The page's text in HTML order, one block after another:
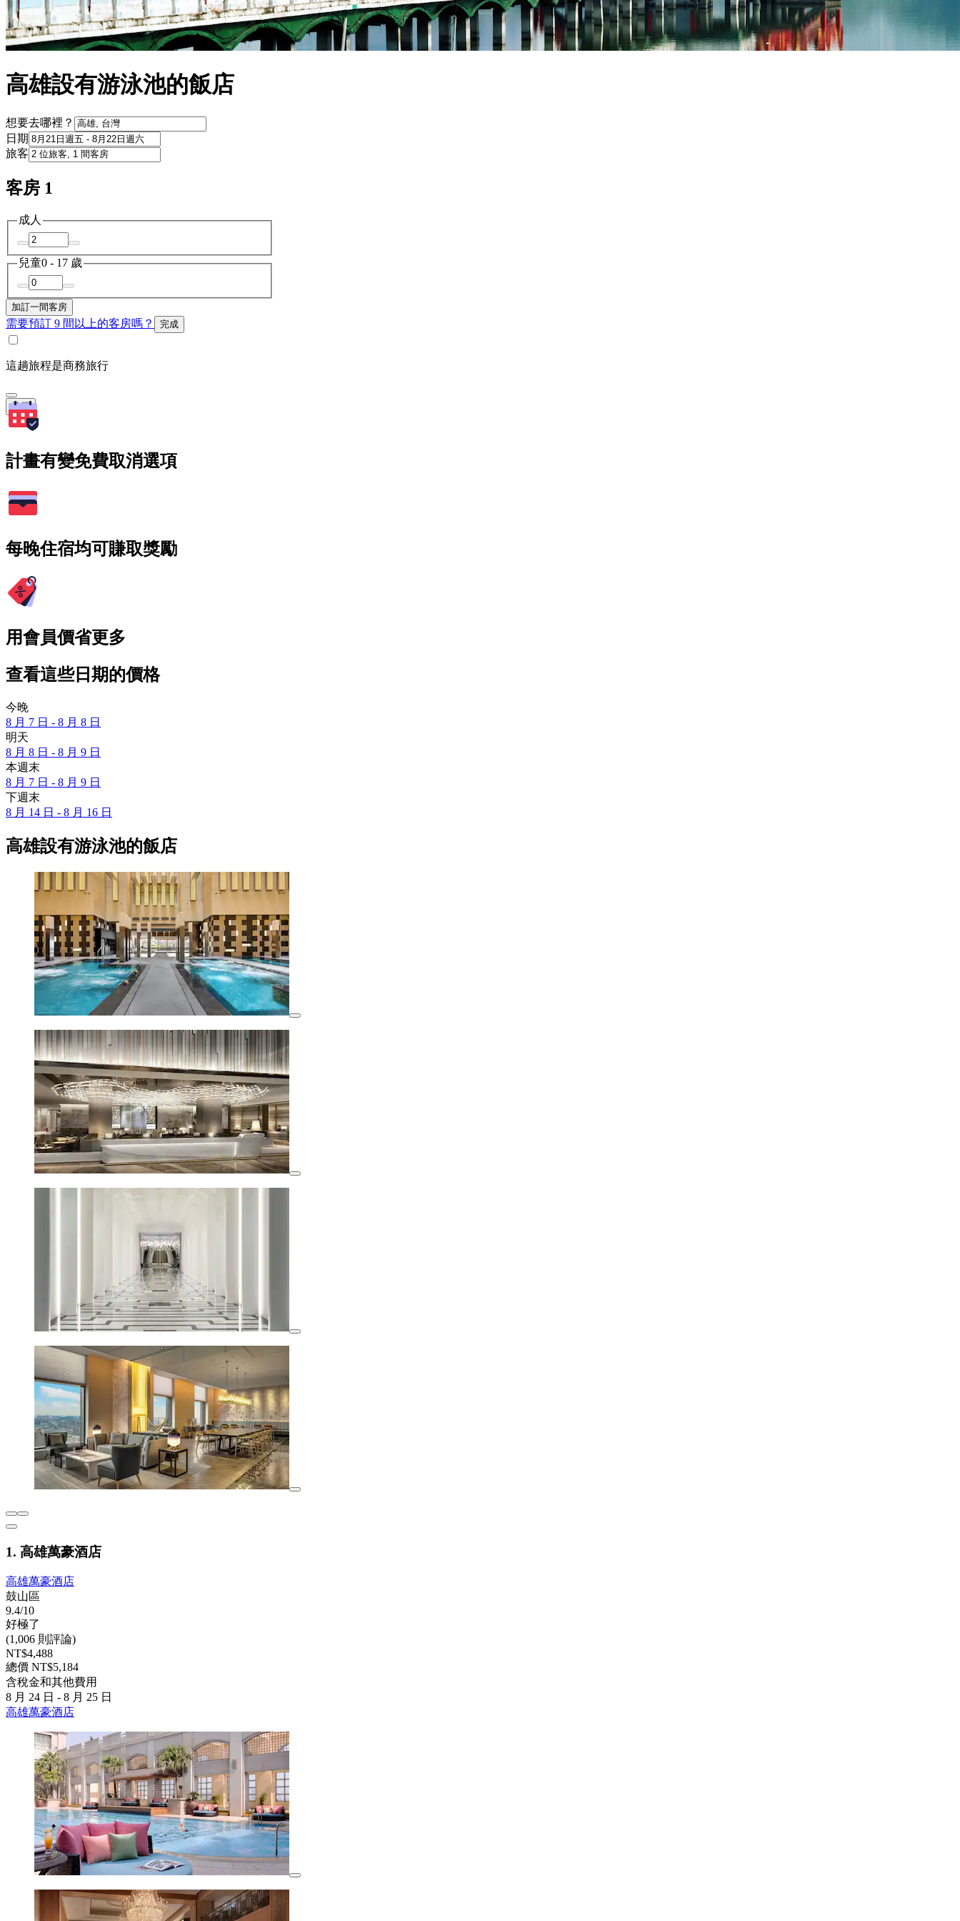
高雄設有游泳池的飯店
想要去哪裡？
日期
旅客
客房 1
成人
兒童0 - 17 歲
加訂一間客房
需要預訂 9 間以上的客房嗎？ 完成
這趟旅程是商務旅行
搜尋
計畫有變免費取消選項
每晚住宿均可賺取獎勵
用會員價省更多
查看這些日期的價格
今晚
8 月 7 日 - 8 月 8 日
明天
8 月 8 日 - 8 月 9 日
本週末
8 月 7 日 - 8 月 9 日
下週末
8 月 14 日 - 8 月 16 日
高雄設有游泳池的飯店
1. 高雄萬豪酒店
高雄萬豪酒店
鼓山區
9.4/10
好極了
(1,006 則評論)
NT$4,488
總價 NT$5,184
含稅金和其他費用
8 月 24 日 - 8 月 25 日
高雄萬豪酒店